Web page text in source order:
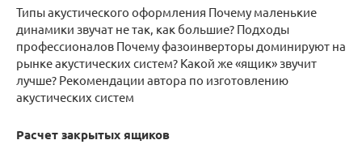
Типы акустического оформления Почему маленькие
динамики звучат не так, как большие? Подходы
профессионалов Почему фазоинверторы доминируют на
рынке акустических систем? Какой же «ящик» звучит
лучше? Рекомендации автора по изготовлению
акустических систем
Расчет закрытых ящиков